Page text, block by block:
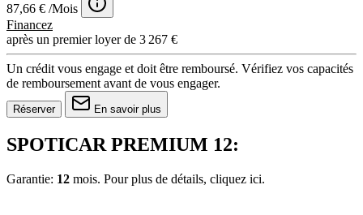
87,66 € /Mois
Financez
après un premier loyer de 3 267 €
Un crédit vous engage et doit être remboursé. Vérifiez vos capacités
de remboursement avant de vous engager.
Réserver En savoir plus
SPOTICAR PREMIUM 12:
Garantie: 12 mois. Pour plus de détails, cliquez ici.